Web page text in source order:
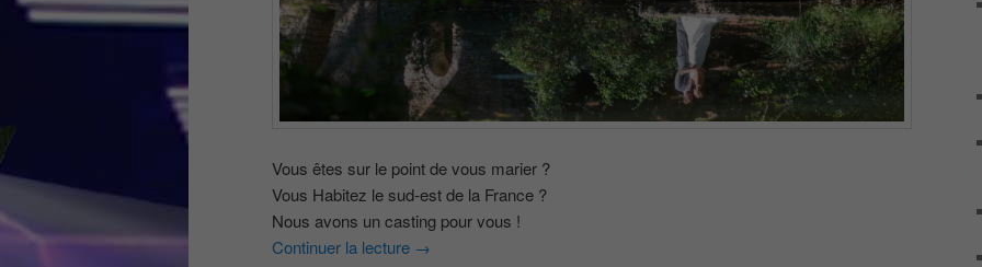
Vous êtes sur le point de vous marier ?
Vous Habitez le sud-est de la France ?
Nous avons un casting pour vous !
Continuer la lecture →